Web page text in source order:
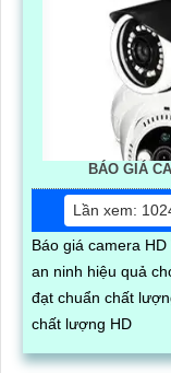
BÁO GIÁ
Lần xem:
Báo giá camera
an ninh hiệu quả cho
đạt chuẩn chất
chất lượng HD